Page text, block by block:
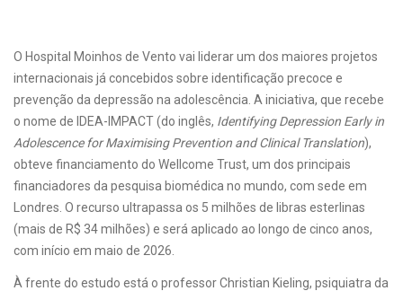
O Hospital Moinhos de Vento vai liderar um dos maiores projetos
internacionais já concebidos sobre identificação precoce e
prevenção da depressão na adolescência. A iniciativa, que recebe
o nome de IDEA-IMPACT (do inglês, Identifying Depression Early in
Adolescence for Maximising Prevention and Clinical Translation),
obteve financiamento do Wellcome Trust, um dos principais
financiadores da pesquisa biomédica no mundo, com sede em
Londres. O recurso ultrapassa os 5 milhões de libras esterlinas
(mais de R$ 34 milhões) e será aplicado ao longo de cinco anos,
com início em maio de 2026.
À frente do estudo está o professor Christian Kieling, psiquiatra da